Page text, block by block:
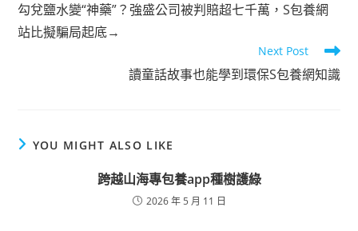
articles
勾兌鹽水變“神藥”？強盛公司被判賠超七千萬，S包養網
站比擬騙局起底→
Next Post
讀童話故事也能學到環保S包養網知識
YOU MIGHT ALSO LIKE
跨越山海專包養app種樹護綠
2026 年 5 月 11 日